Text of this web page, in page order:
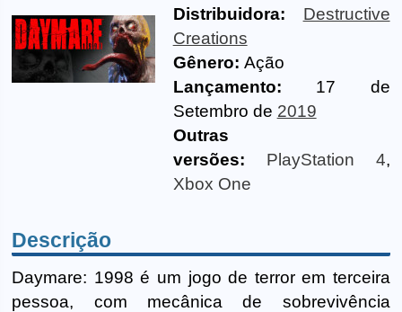
Distribuidora:
Destructive
Creations
Gênero: Ação
Lançamento: 17 de
Setembro de 2019
Outras
versões:
PlayStation 4,
Xbox One
Descrição
Daymare: 1998 é um jogo de terror em terceira
pessoa, com mecânica de sobrevivência